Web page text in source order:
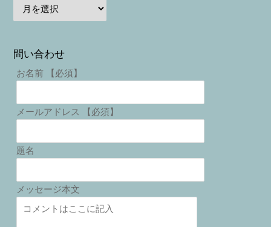
問い合わせ
お名前 【必須】
メールアドレス 【必須】
題名
メッセージ本文